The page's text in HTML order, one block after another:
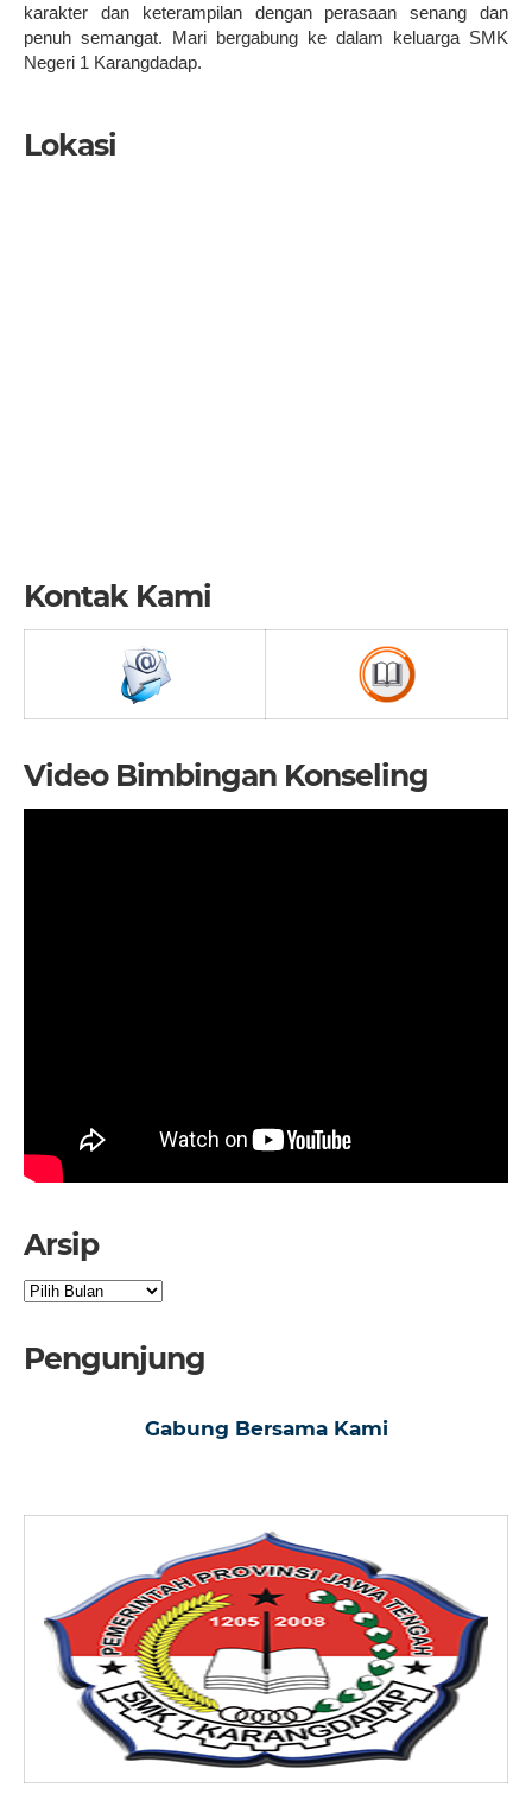
karakter dan keterampilan dengan perasaan senang dan
penuh semangat. Mari bergabung ke dalam keluarga SMK
Negeri 1 Karangdadap.
Lokasi
Kontak Kami
Video Bimbingan Konseling
Arsip
Arsip
Pengunjung
Gabung Bersama Kami